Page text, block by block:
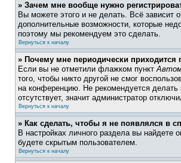
» Зачем мне вообще нужно
Вы можете этого и не делать. Всё зависит
дополнительные возможности, которые
поэтому мы рекомендуем это сделать.
Вернуться к началу
» Почему мне периодически
Если вы не отметили флажком пункт
того, чтобы никто другой не смог
на конференцию. Не рекомендуется
отсутствует, значит администратор
Вернуться к началу
» Как сделать, чтобы я не появлялся в
В настройках личного раздела вы найдете
будете скрытым пользователем.
Вернуться к началу